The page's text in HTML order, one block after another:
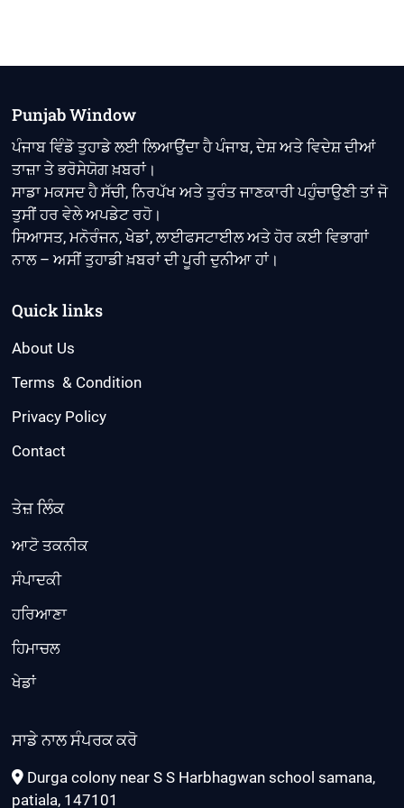
Punjab Window
ਪੰਜਾਬ ਵਿੰਡੋ ਤੁਹਾਡੇ ਲਈ ਲਿਆਉਂਦਾ ਹੈ ਪੰਜਾਬ, ਦੇਸ਼ ਅਤੇ ਵਿਦੇਸ਼ ਦੀਆਂ
ਤਾਜ਼ਾ ਤੇ ਭਰੋਸੇਯੋਗ ਖ਼ਬਰਾਂ।
ਸਾਡਾ ਮਕਸਦ ਹੈ ਸੱਚੀ, ਨਿਰਪੱਖ ਅਤੇ ਤੁਰੰਤ ਜਾਣਕਾਰੀ ਪਹੁੰਚਾਉਣੀ ਤਾਂ ਜੋ
ਤੁਸੀਂ ਹਰ ਵੇਲੇ ਅਪਡੇਟ ਰਹੋ।
ਸਿਆਸਤ, ਮਨੋਰੰਜਨ, ਖੇਡਾਂ, ਲਾਈਫਸਟਾਈਲ ਅਤੇ ਹੋਰ ਕਈ ਵਿਭਾਗਾਂ
ਨਾਲ – ਅਸੀਂ ਤੁਹਾਡੀ ਖ਼ਬਰਾਂ ਦੀ ਪੂਰੀ ਦੁਨੀਆ ਹਾਂ।
Quick links
About Us
Terms & Condition
Privacy Policy
Contact
ਤੇਜ਼ ਲਿੰਕ
ਆਟੋ ਤਕਨੀਕ
ਸੰਪਾਦਕੀ
ਹਰਿਆਣਾ
ਹਿਮਾਚਲ
ਖੇਡਾਂ
ਸਾਡੇ ਨਾਲ ਸੰਪਰਕ ਕਰੋ
Durga colony near S S Harbhagwan school samana,
patiala, 147101